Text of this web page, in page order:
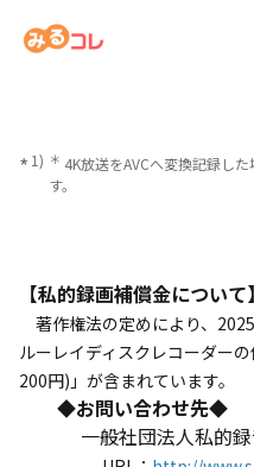
＊ 4K放送をAVCへ変換記録し
す。
【私的録画補償金について】
著作権法の定めにより、
ルーレイディスクレコーダー
200円)」が含まれています。
◆お問い合わせ先◆
一般社団法人私的録音